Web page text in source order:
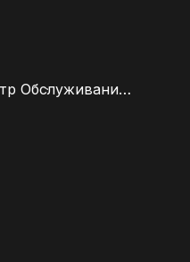
Центр Обслуживания Клиентов